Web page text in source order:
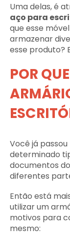
Uma delas, é
aço para
que esse
armazenar
esse produto?
POR
Você já
determinado
documentos
diferentes
Então está
utilizar um
motivos para
mesmo: